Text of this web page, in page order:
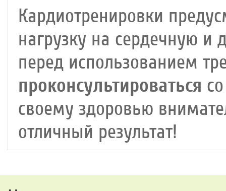
Кардиотренировки
нагрузку на сердечную и
перед использованием
проконсультироваться
своему здоровью
отличный результат!